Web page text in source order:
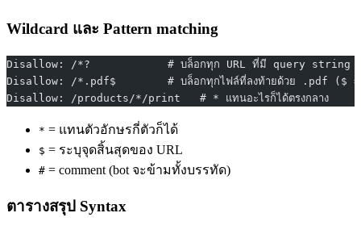
Wildcard และ Pattern matching
Disallow: /*?            # บล็อกทุก URL ที่มี query string
Disallow: /*.pdf$        # บล็อกทุกไฟล์ที่ลงท้ายด้วย .pdf ($ =
Disallow: /products/*/print   # * แทนอะไรก็ได้ตรงกลาง
* = แทนตัวอักษรกี่ตัวก็ได้
$ = ระบุจุดสิ้นสุดของ URL
# = comment (bot จะข้ามทั้งบรรทัด)
ตารางสรุป Syntax